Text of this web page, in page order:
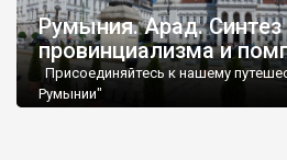
Румыния. Арад. Синтез
провинциализма и
Присоединяйтесь к нашему
Румынии"